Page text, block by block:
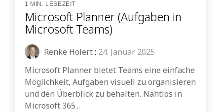
1 MIN. LESEZEIT
Microsoft Planner (Aufgaben in
Microsoft Teams)
Renke Holert: 24. Januar 2025
Microsoft Planner bietet Teams eine einfache
Möglichkeit, Aufgaben visuell zu organisieren
und den Überblick zu behalten. Nahtlos in
Microsoft 365...